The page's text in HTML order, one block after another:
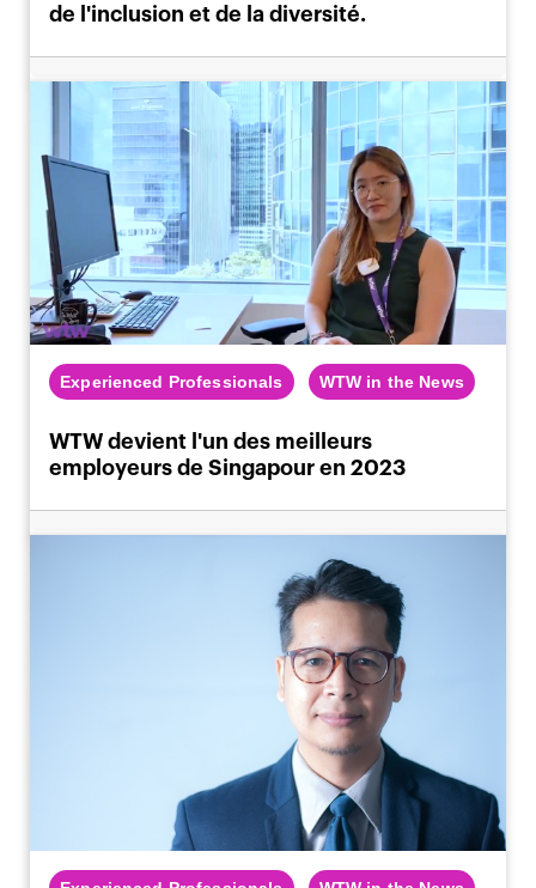
de l'inclusion et de la diversité.
Experienced Professionals WTW in the News
WTW devient l'un des meilleurs
employeurs de Singapour en 2023